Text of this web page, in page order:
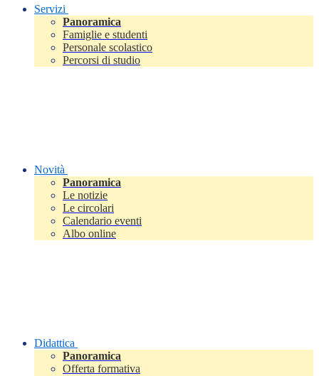
Servizi
Panoramica
Famiglie e studenti
Personale scolastico
Percorsi di studio
Novità
Panoramica
Le notizie
Le circolari
Calendario eventi
Albo online
Didattica
Panoramica
Offerta formativa